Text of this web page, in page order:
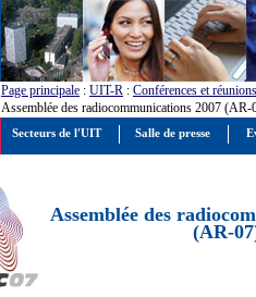
Page principale : UIT-R : Conférences et réunions
Assemblée des radiocommunications 2007 (AR-
Assemblée des
(AR-
Secteurs de l'UIT Salle de presse